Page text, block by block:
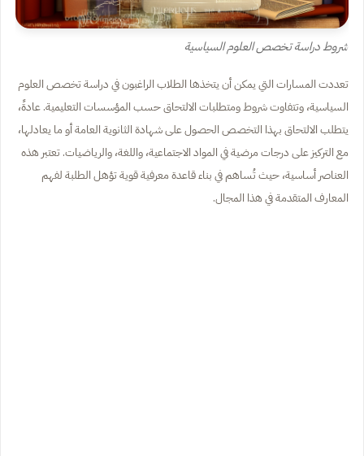
شروط دراسة تخصص العلوم السياسية
تعددت المسارات التي يمكن أن يتخذها الطلاب الراغبون في دراسة تخصص العلوم
السياسية، وتتفاوت شروط ومتطلبات الالتحاق حسب المؤسسات التعليمية. عادةً،
يتطلب الالتحاق بهذا التخصص الحصول على شهادة الثانوية العامة أو ما يعادلها،
مع التركيز على درجات مرضية في المواد الاجتماعية، واللغة، والرياضيات. تعتبر هذه
العناصر أساسية، حيث تُساهم في بناء قاعدة معرفية قوية تؤهل الطلبة لفهم
المعارف المتقدمة في هذا المجال.